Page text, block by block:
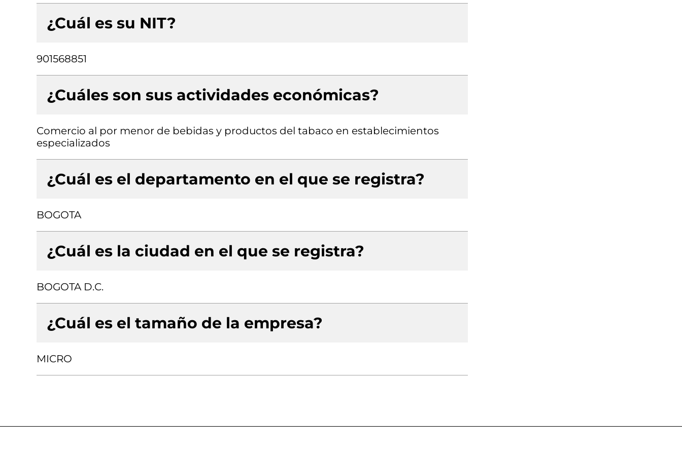
¿Cuál es su NIT?
901568851
¿Cuáles son sus actividades económicas?
Comercio al por menor de bebidas y productos del tabaco en establecimientos
especializados
¿Cuál es el departamento en el que se registra?
BOGOTA
¿Cuál es la ciudad en el que se registra?
BOGOTA D.C.
¿Cuál es el tamaño de la empresa?
MICRO